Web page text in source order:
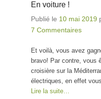
En voiture !
Publié le 10 mai 2019
7 Commentaires
Et voilà, vous avez
bravo! Par contre, vous
croisière sur la
électriques, en effet
Lire la suite…